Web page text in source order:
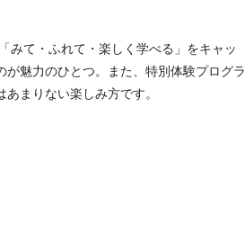
みて・ふれて・楽しく学べる」をキャッ
魅力のひとつ。また、特別体験プログラ
まりない楽しみ方です。